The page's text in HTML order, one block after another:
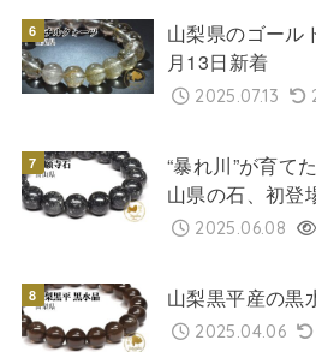
山梨県のゴール
月13日新着
2025.07.13
“暴れ川”が育て
山県の石、初登
2025.06.08
山梨黒平産の黒
2025.04.06